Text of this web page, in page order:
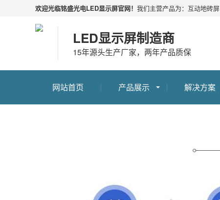
欢迎光临铭盛光电LED显示屏官网！ 我们主营产品为： 互动地砖屏
LED显示屏制造商
15年源头生产厂家，两年产品质保
网站首页 产品展示 解决方案